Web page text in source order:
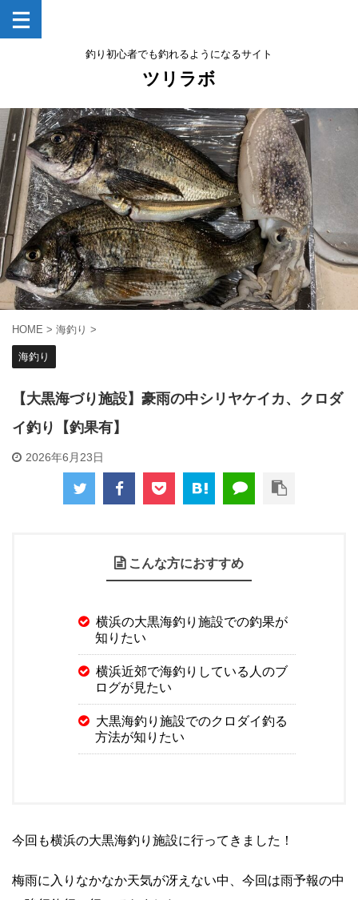
釣り初心者でも釣れるようになるサイト
ツリラボ
HOME > 海釣り >
海釣り
【大黒海づり施設】豪雨の中シリヤケイカ、クロダ
イ釣り【釣果有】
2026年6月23日
こんな方におすすめ
横浜の大黒海釣り施設での釣果が
知りたい
横浜近郊で海釣りしている人のブ
ログが見たい
大黒海釣り施設でのクロダイ釣る
方法が知りたい
今回も横浜の大黒海釣り施設に行ってきました！
梅雨に入りなかなか天気が冴えない中、今回は雨予報の中